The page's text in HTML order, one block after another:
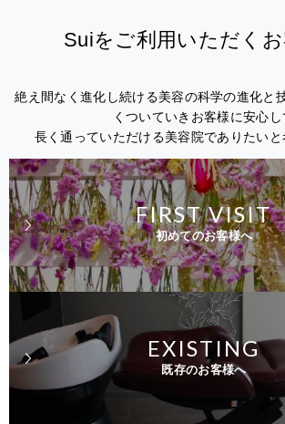
Suiをご利用いただく
絶え間なく進化し続ける美容の科学の進化と
くついていきお客様に安心し
長く通っていただける美容院でありたいと
初めてのお客様へ
FIRST VISIT
既存のお客様へ
EXISTING